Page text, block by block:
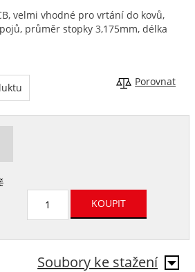
velmi vhodné pro vrtání do kovů,
průměr stopky 3,175mm, délka
Porovnat
Soubory ke stažení